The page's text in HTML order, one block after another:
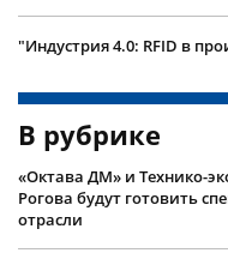
"Индустрия 4.0: RFID в
В рубрике
«Октава ДМ» и Технико-
Рогова будут готовить
отрасли